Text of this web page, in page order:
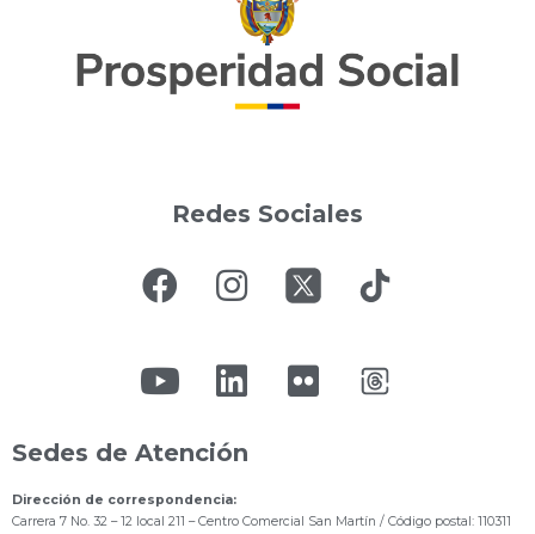
Redes Sociales
Sedes de Atención
Dirección de correspondencia:
Carrera 7 No. 32 – 12 local 211 – Centro Comercial San Martín / Código postal: 110311